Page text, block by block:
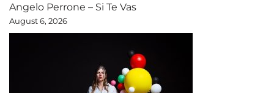
Angelo Perrone – Si Te Vas
August 6, 2026